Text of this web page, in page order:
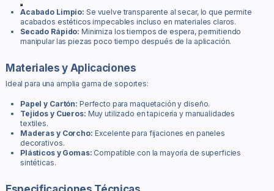
Acabado Limpio: Se vuelve transparente al secar, lo que permite
acabados estéticos impecables incluso en materiales claros.
Secado Rápido: Minimiza los tiempos de espera, permitiendo
manipular las piezas poco tiempo después de la aplicación.
Materiales y Aplicaciones
Ideal para una amplia gama de soportes:
Papel y Cartón: Perfecto para maquetación y diseño.
Tejidos y Cueros: Muy utilizado en tapicería y manualidades
textiles.
Maderas y Corcho: Excelente para fijaciones en paneles
decorativos.
Plásticos y Gomas: Compatible con la mayoría de superficies
sintéticas.